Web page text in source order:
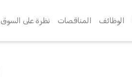
الوظائف المناقصات نظرة على السوق